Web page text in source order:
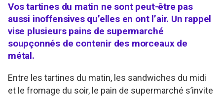
Vos tartines du matin ne sont peut-être pas
aussi inoffensives qu’elles en ont l’air. Un rappel
vise plusieurs pains de supermarché
soupçonnés de contenir des morceaux de
métal.
Entre les tartines du matin, les sandwiches du midi
et le fromage du soir, le pain de supermarché s’invite